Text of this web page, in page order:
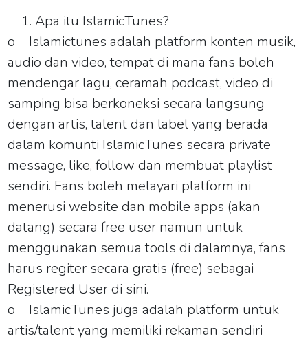
Apa itu IslamicTunes?
o
Islamictunes adalah platform konten musik,
audio dan video, tempat di mana fans boleh
mendengar lagu, ceramah podcast, video di
samping bisa berkoneksi secara langsung
dengan artis, talent dan label yang berada
dalam komunti IslamicTunes secara private
message, like, follow dan membuat playlist
sendiri. Fans boleh melayari platform ini
menerusi website dan mobile apps (akan
datang) secara free user namun untuk
menggunakan semua tools di dalamnya, fans
harus regiter secara gratis (free) sebagai
Registered User di sini.
o
IslamicTunes juga adalah platform untuk
artis/talent yang memiliki rekaman sendiri